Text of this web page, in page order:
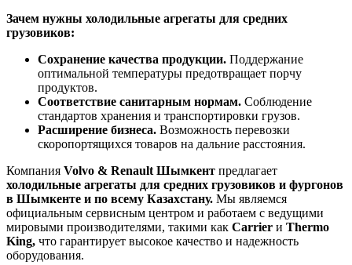
Зачем нужны холодильные агрегаты для средних
грузовиков:
Сохранение качества продукции. Поддержание
оптимальной температуры предотвращает порчу
продуктов.
Соответствие санитарным нормам. Соблюдение
стандартов хранения и транспортировки грузов.
Расширение бизнеса. Возможность перевозки
скоропортящихся товаров на дальние расстояния.
Компания Volvo & Renault Шымкент предлагает
холодильные агрегаты для средних грузовиков и фургонов
в Шымкенте и по всему Казахстану. Мы являемся
официальным сервисным центром и работаем с ведущими
мировыми производителями, такими как Carrier и Thermo
King, что гарантирует высокое качество и надежность
оборудования.